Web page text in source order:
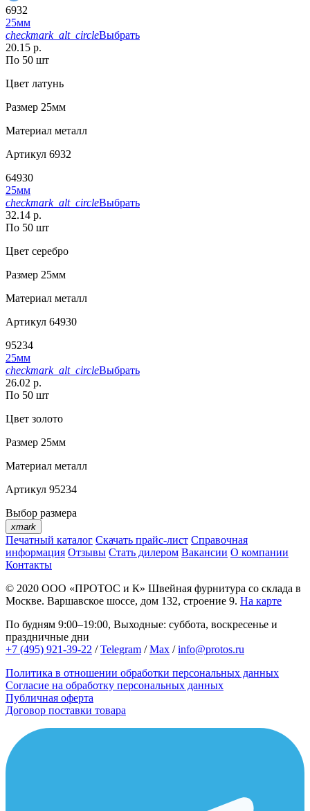
6932
25мм
checkmark_alt_circleВыбрать
20.15 р.
По 50 шт
Цвет латунь
Размер 25мм
Материал металл
Артикул 6932
64930
25мм
checkmark_alt_circleВыбрать
32.14 р.
По 50 шт
Цвет серебро
Размер 25мм
Материал металл
Артикул 64930
95234
25мм
checkmark_alt_circleВыбрать
26.02 р.
По 50 шт
Цвет золото
Размер 25мм
Материал металл
Артикул 95234
Выбор размера
xmark
Печатный каталог Скачать прайс-лист Справочная
информация Отзывы Стать дилером Вакансии О компании
Контакты
© 2020 ООО «ПРОТОС и К» Швейная фурнитура со склада в
Москве. Варшавское шоссе, дом 132, строение 9. На карте
По будням 9:00–19:00, Выходные: суббота, воскресенье и
праздничные дни
+7 (495) 921-39-22 /Telegram /Max /info@protos.ru
Политика в отношении обработки персональных данных
Согласие на обработку персональных данных
Публичная оферта
Договор поставки товара